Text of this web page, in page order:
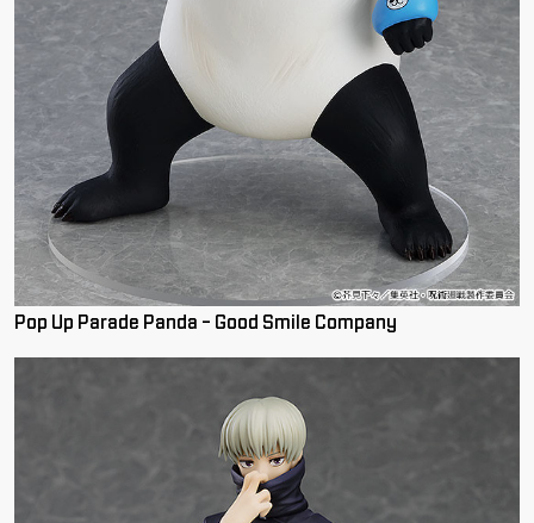
Pop Up Parade Panda - Good Smile Company